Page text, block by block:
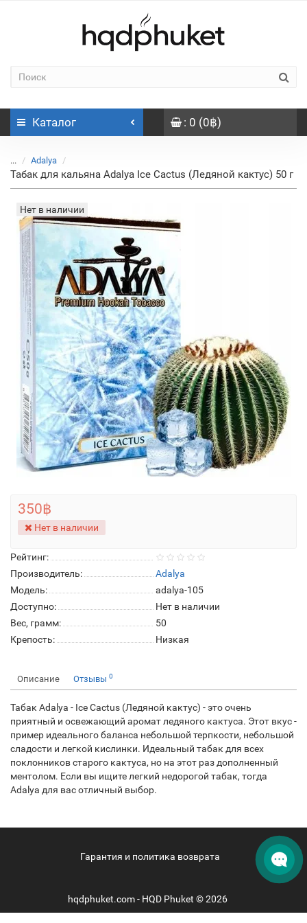
Каталог : 0 (0฿)
... Adalya
Табак для кальяна Adalya Ice Cactus (Ледяной кактус) 50 г
Нет в наличии
Рейтинг:
Производитель:
Adalya
Модель:
adalya-105
Доступно:
Нет в наличии
Вес, грамм:
50
Крепость:
Низкая
350฿
Нет в наличии
Описание Отзывы 0
Табак Adalya - Ice Cactus (Ледяной кактус) - это очень
приятный и освежающий аромат ледяного кактуса. Этот вкус -
пример идеального баланса небольшой терпкости, небольшой
сладости и легкой кислинки. Идеальный табак для всех
поклонников старого кактуса, но на этот раз дополненный
ментолом. Если вы ищите легкий недорогой табак, тогда
Adalya для вас отличный выбор.
Гарантия и политика возврата
hqdphuket.com - HQD Phuket © 2026